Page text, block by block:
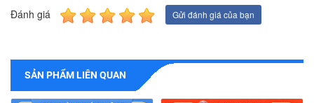
Đánh giá Gửi đánh giá của bạn
SẢN PHẨM LIÊN QUAN